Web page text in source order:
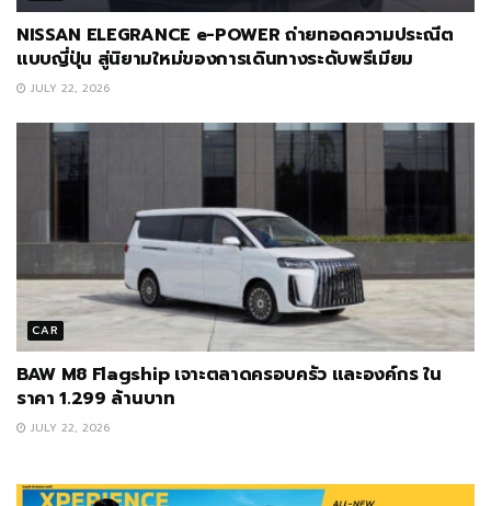
NISSAN ELEGRANCE e-POWER ถ่ายทอดความประณีต
แบบญี่ปุ่น สู่นิยามใหม่ของการเดินทางระดับพรีเมียม
JULY 22, 2026
CAR
BAW M8 Flagship เจาะตลาดครอบครัว และองค์กร ใน
ราคา 1.299 ล้านบาท
JULY 22, 2026